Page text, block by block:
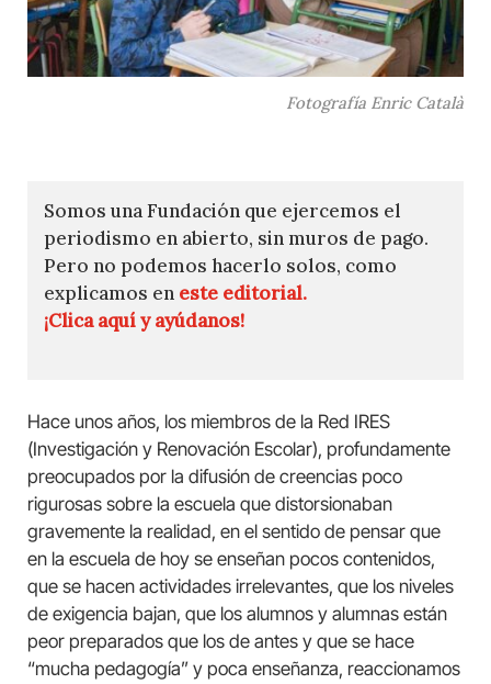
Fotografía Enric Català
Somos una Fundación que ejercemos el
periodismo en abierto, sin muros de pago.
Pero no podemos hacerlo solos, como
explicamos en este editorial.
¡Clica aquí y ayúdanos!
Hace unos años, los miembros de la Red IRES
(Investigación y Renovación Escolar), profundamente
preocupados por la difusión de creencias poco
rigurosas sobre la escuela que distorsionaban
gravemente la realidad, en el sentido de pensar que
en la escuela de hoy se enseñan pocos contenidos,
que se hacen actividades irrelevantes, que los niveles
de exigencia bajan, que los alumnos y alumnas están
peor preparados que los de antes y que se hace
“mucha pedagogía” y poca enseñanza, reaccionamos